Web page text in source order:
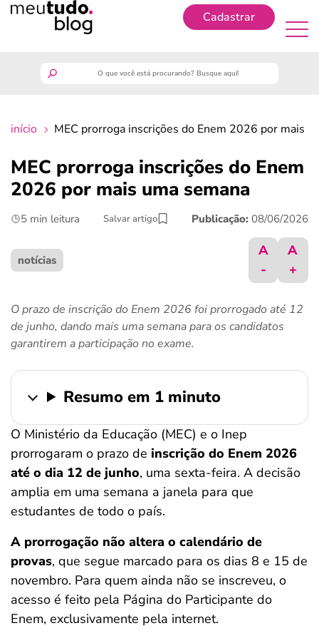
Cadastrar
finanças
benefícios
crédito fácil
ferramentas
início MEC prorroga inscrições do Enem 2026 por mais
MEC prorroga inscrições do Enem
2026 por mais uma semana
5 min leitura Salvar artigo Publicação: 08/06/2026
notícias
A
-
A
+
O prazo de inscrição do Enem 2026 foi prorrogado até 12
de junho, dando mais uma semana para os candidatos
garantirem a participação no exame.
Resumo em 1 minuto
O Ministério da Educação (MEC) e o Inep
prorrogaram o prazo de inscrição do Enem 2026
até o dia 12 de junho, uma sexta-feira. A decisão
amplia em uma semana a janela para que
estudantes de todo o país.
A prorrogação não altera o calendário de
provas, que segue marcado para os dias 8 e 15 de
novembro. Para quem ainda não se inscreveu, o
acesso é feito pela Página do Participante do
Enem, exclusivamente pela internet.